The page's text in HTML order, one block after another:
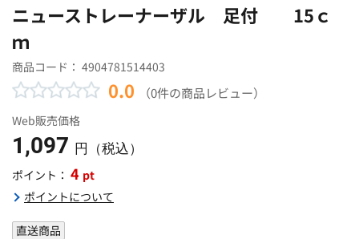
ニューストレーナーザル 足付 15ｃ
ｍ
商品コード： 4904781514403
0.0 （0件の商品レビュー）
Web販売価格
1,097 円（税込）
ポイント： 4 pt
ポイントについて
直送商品